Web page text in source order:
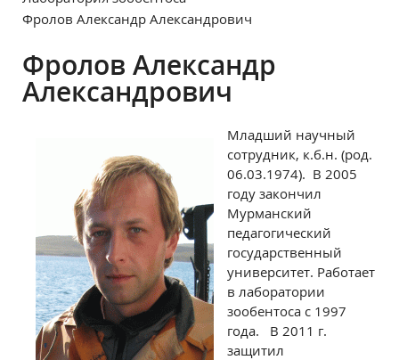
Фролов Александр Александрович
Фролов Александр
Александрович
Младший научный
сотрудник, к.б.н. (род.
06.03.1974). В 2005
году закончил
Мурманский
педагогический
государственный
университет. Работает
в лаборатории
зообентоса с 1997
года. В 2011 г.
защитил